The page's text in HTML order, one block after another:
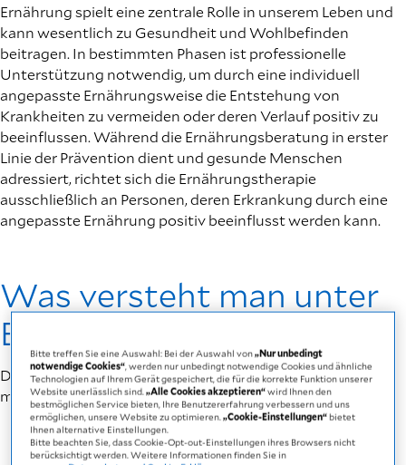
Ernährung spielt eine zentrale Rolle in unserem Leben und
kann wesentlich zu Gesundheit und Wohlbefinden
beitragen. In bestimmten Phasen ist professionelle
Unterstützung notwendig, um durch eine individuell
angepasste Ernährungsweise die Entstehung von
Krankheiten zu vermeiden oder deren Verlauf positiv zu
beeinflussen. Während die Ernährungsberatung in erster
Linie der Prävention dient und gesunde Menschen
adressiert, richtet sich die Ernährungstherapie
ausschließlich an Personen, deren Erkrankung durch eine
angepasste Ernährung positiv beeinflusst werden kann.
Was versteht man unter
Ernährungstherapie?
Die Ernährungstherapie ist eine Ernährungsintervention
mit klarer therapeutischer Ausrichtung.
Bitte treffen Sie eine Auswahl: Bei der Auswahl von„Nur unbedingt
notwendige Cookies“, werden nur unbedingt notwendige Cookies und ähnliche
Technologien auf Ihrem Gerät gespeichert, die für die korrekte Funktion unserer
Website unerlässlich sind.„Alle Cookies akzeptieren“wird Ihnen den
bestmöglichen Service bieten, Ihre Benutzererfahrung verbessern und uns
ermöglichen, unsere Website zu optimieren.„Cookie-Einstellungen“bietet
Ihnen alternative Einstellungen.
Bitte beachten Sie, dass Cookie-Opt-out-Einstellungen ihres Browsers nicht
berücksichtigt werden. Weitere Informationen finden Sie in